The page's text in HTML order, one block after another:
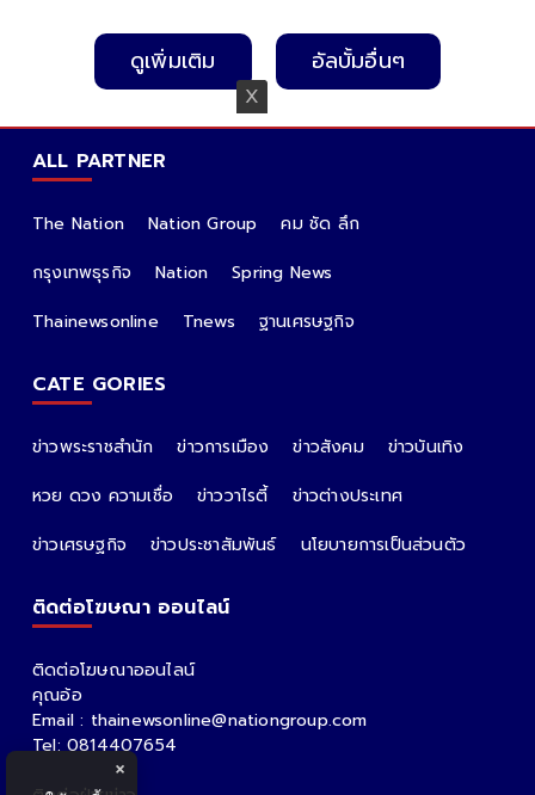
ดูเพิ่มเติม อัลบั้มอื่นๆ
ALL PARTNER
The Nation Nation Group
คม ชัด ลึก
กรุงเทพธุรกิจ
Nation
Spring News
Thainewsonline
Tnews ฐานเศรษฐกิจ
CATE GORIES
ข่าวพระราชสำนัก ข่าวการเมือง ข่าวสังคม
ข่าวบันเทิง
หวย ดวง ความเชื่อ
ข่าววาไรตี้
ข่าวต่างประเทศ
ข่าวเศรษฐกิจ
ข่าวประชาสัมพันธ์ นโยบายการเป็นส่วนตัว
ติดต่อโฆษณา ออนไลน์
ติดต่อโฆษณาออนไลน์
คุณอ้อ
Email : thainewsonline@nationgroup.com
Tel: 0814407654
×